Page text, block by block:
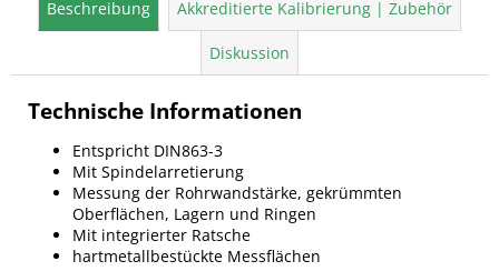
Beschreibung Akkreditierte Kalibrierung | Zubehör
Diskussion
Technische Informationen
Entspricht DIN863-3
Mit Spindelarretierung
Messung der Rohrwandstärke, gekrümmten
Oberflächen, Lagern und Ringen
Mit integrierter Ratsche
hartmetallbestückte Messflächen